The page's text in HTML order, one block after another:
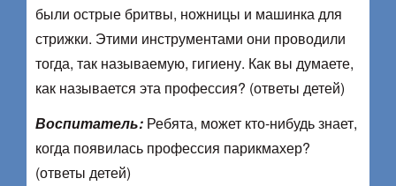
были острые бритвы, ножницы и машинка для
стрижки. Этими инструментами они проводили
тогда, так называемую, гигиену. Как вы думаете,
как называется эта профессия? (ответы детей)
Воспитатель: Ребята, может кто-нибудь знает,
когда появилась профессия парикмахер?
(ответы детей)